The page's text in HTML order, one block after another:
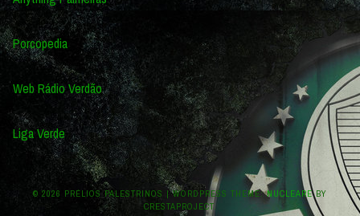
Porcopedia
Web Rádio Verdão
Liga Verde
© 2026 PRÉLIOS PALESTRINOS |WORDPRESS THEME:NUCLEAREBY
CRESTAPROJECT.